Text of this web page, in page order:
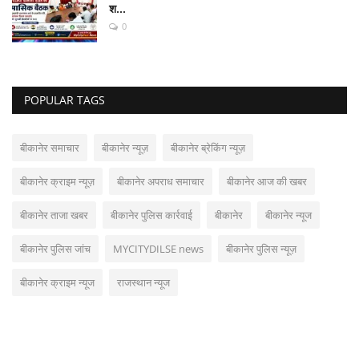
श...
0
POPULAR TAGS
बीकानेर समाचार बीकानेर न्यूज़ बीकानेर ब्रेकिंग न्यूज़
बीकानेर क्राइम न्यूज़ बीकानेर अपराध समाचार बीकानेर आज की खबर
बीकानेर ताजा खबर बीकानेर पुलिस कार्रवाई बीकानेर बीकानेर न्यूज
बीकानेर पुलिस जांच MYCITYDILSE news बीकानेर पुलिस न्यूज़
बीकानेर क्राइम न्यूज राजस्थान न्यूज